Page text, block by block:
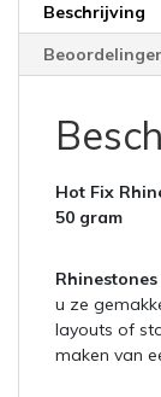
Beschrijving
Hot Fix
50 gram
Rhinestones
u ze
layouts of
maken van